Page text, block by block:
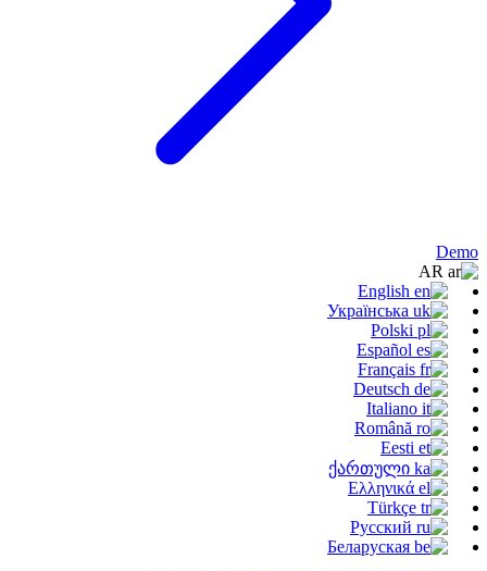
Demo
English
Українська
Polski
Español
Français
Deutsch
Italiano
Română
Eesti
ქართული
Ελληνικά
Türkçe
Русский
Беларуская